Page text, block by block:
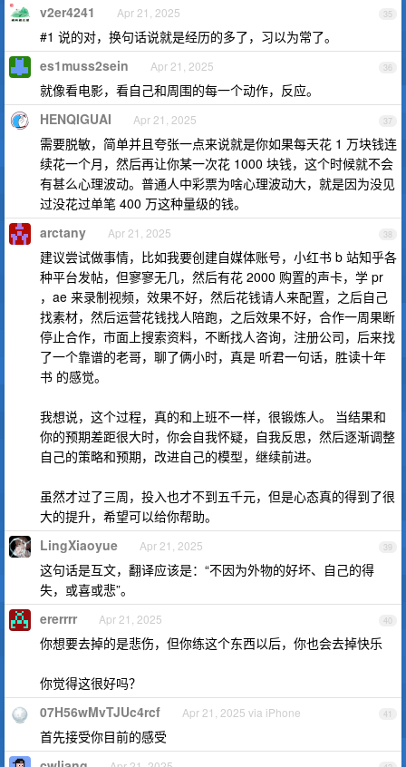
35
v2er4241 Apr 21, 2025
#1 说的对，换句话说就是经历的多了，习以为常了。
36
es1muss2sein Apr 21, 2025
就像看电影，看自己和周围的每一个动作，反应。
37
HENQIGUAI Apr 21, 2025
需要脱敏，简单并且夸张一点来说就是你如果每天花 1 万块钱连
续花一个月，然后再让你某一次花 1000 块钱，这个时候就不会
有甚么心理波动。普通人中彩票为啥心理波动大，就是因为没见
过没花过单笔 400 万这种量级的钱。
38
arctany Apr 21, 2025
建议尝试做事情，比如我要创建自媒体账号，小红书 b 站知乎各
种平台发帖，但寥寥无几，然后有花 2000 购置的声卡，学 pr
，ae 来录制视频，效果不好，然后花钱请人来配置，之后自己
找素材，然后运营花钱找人陪跑，之后效果不好，合作一周果断
停止合作，市面上搜索资料，不断找人咨询，注册公司，后来找
了一个靠谱的老哥，聊了俩小时，真是 听君一句话，胜读十年
书 的感觉。
我想说，这个过程，真的和上班不一样，很锻炼人。 当结果和
你的预期差距很大时，你会自我怀疑，自我反思，然后逐渐调整
自己的策略和预期，改进自己的模型，继续前进。
虽然才过了三周，投入也才不到五千元，但是心态真的得到了很
大的提升，希望可以给你帮助。
39
LingXiaoyue Apr 21, 2025
这句话是互文，翻译应该是：“不因为外物的好坏、自己的得
失，或喜或悲”。
40
ererrrr Apr 21, 2025
你想要去掉的是悲伤，但你练这个东西以后，你也会去掉快乐
你觉得这很好吗？
41
07H56wMvTJUc4rcf Apr 21, 2025 via iPhone
首先接受你目前的感受